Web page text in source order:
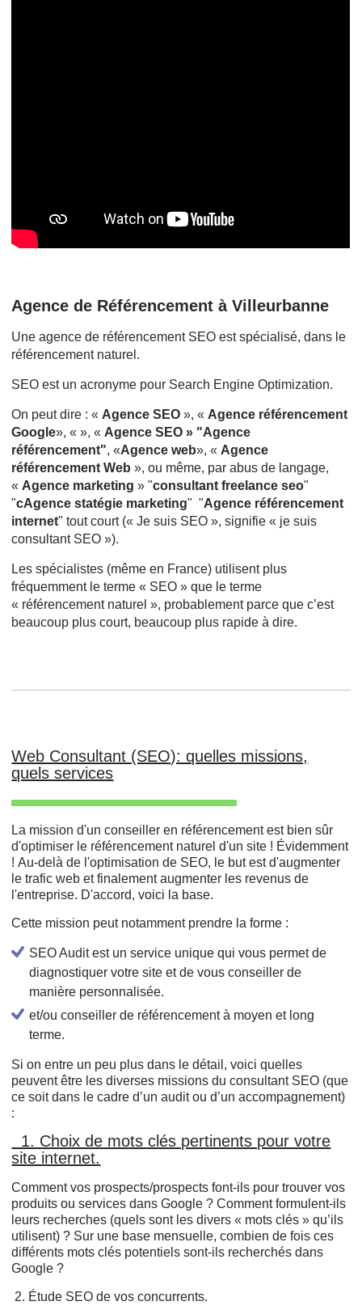
Agence de Référencement à Villeurbanne
Une agence de référencement SEO est spécialisé, dans le
référencement naturel.
SEO est un acronyme pour Search Engine Optimization.
On peut dire : « Agence SEO », « Agence référencement
Google», « », « Agence SEO » "Agence
référencement", «Agence web», « Agence
référencement Web », ou même, par abus de langage,
« Agence marketing » "consultant freelance seo"
"cAgence statégie marketing" "Agence référencement
internet" tout court (« Je suis SEO », signifie « je suis
consultant SEO »).
Les spécialistes (même en France) utilisent plus
fréquemment le terme « SEO » que le terme
« référencement naturel », probablement parce que c’est
beaucoup plus court, beaucoup plus rapide à dire.
Web Consultant (SEO): quelles missions,
quels services
La mission d'un conseiller en référencement est bien sûr
d'optimiser le référencement naturel d'un site ! Évidemment
! Au-delà de l'optimisation de SEO, le but est d'augmenter
le trafic web et finalement augmenter les revenus de
l'entreprise. D'accord, voici la base.
Cette mission peut notamment prendre la forme :
SEO Audit est un service unique qui vous permet de
diagnostiquer votre site et de vous conseiller de
manière personnalisée.
et/ou conseiller de référencement à moyen et long
terme.
Si on entre un peu plus dans le détail, voici quelles
peuvent être les diverses missions du consultant SEO (que
ce soit dans le cadre d’un audit ou d’un accompagnement)
:
1. Choix de mots clés pertinents pour votre
site internet.
Comment vos prospects/prospects font-ils pour trouver vos
produits ou services dans Google ? Comment formulent-ils
leurs recherches (quels sont les divers « mots clés » qu’ils
utilisent) ? Sur une base mensuelle, combien de fois ces
différents mots clés potentiels sont-ils recherchés dans
Google ?
2. Étude SEO de vos concurrents.